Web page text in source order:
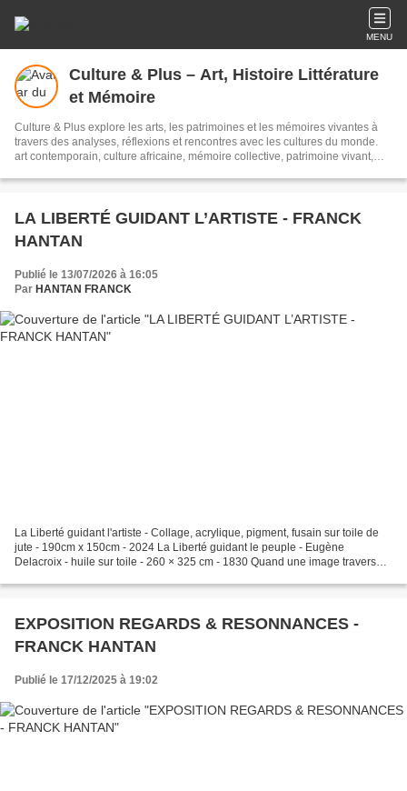
MENU
Culture & Plus – Art, Histoire Littérature
et Mémoire
Culture & Plus explore les arts, les patrimoines et les mémoires vivantes à
travers des analyses, réflexions et rencontres avec les cultures du monde.
art contemporain, culture africaine, mémoire collective, patrimoine vivant,
LA LIBERTÉ GUIDANT L’ARTISTE - FRANCK
HANTAN
Publié le 13/07/2026 à 16:05
Par HANTAN FRANCK
La Liberté guidant l'artiste - Collage, acrylique, pigment, fusain sur toile de
jute - 190cm x 150cm - 2024 La Liberté guidant le peuple - Eugène
Delacroix - huile sur toile - 260 × 325 cm - 1830 Quand une image traverse
EXPOSITION REGARDS & RESONNANCES -
FRANCK HANTAN
Publié le 17/12/2025 à 19:02